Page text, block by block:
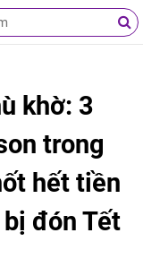
khờ: 3
trong
hết tiền
đón Tết